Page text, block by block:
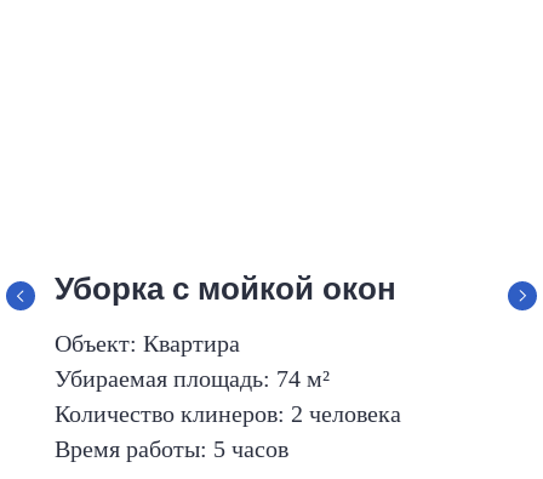
Уборка с мойкой окон
Объект: Квартира
Убираемая площадь: 74 м²
Количество клинеров: 2 человека
Время работы: 5 часов